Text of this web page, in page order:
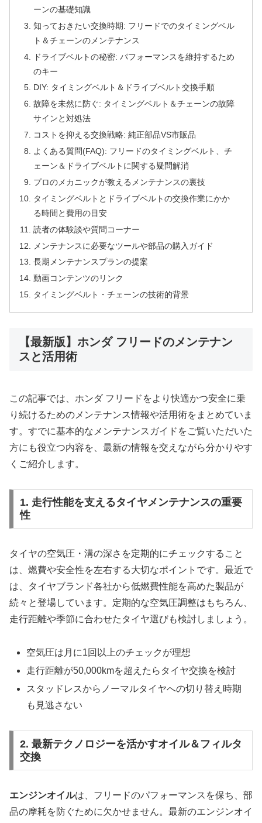
ーンの基礎知識
知っておきたい交換時期: フリードでのタイミングベル
ト＆チェーンのメンテナンス
ドライブベルトの秘密: パフォーマンスを維持するため
のキー
DIY: タイミングベルト＆ドライブベルト交換手順
故障を未然に防ぐ: タイミングベルト＆チェーンの故障
サインと対処法
コストを抑える交換戦略: 純正部品VS市販品
よくある質問(FAQ): フリードのタイミングベルト、チ
ェーン＆ドライブベルトに関する疑問解消
プロのメカニックが教えるメンテナンスの裏技
タイミングベルトとドライブベルトの交換作業にかか
る時間と費用の目安
読者の体験談や質問コーナー
メンテナンスに必要なツールや部品の購入ガイド
長期メンテナンスプランの提案
動画コンテンツのリンク
タイミングベルト・チェーンの技術的背景
【最新版】ホンダ フリードのメンテナン
スと活用術
この記事では、ホンダ フリードをより快適かつ安全に乗
り続けるためのメンテナンス情報や活用術をまとめていま
す。すでに基本的なメンテナンスガイドをご覧いただいた
方にも役立つ内容を、最新の情報を交えながら分かりやす
くご紹介します。
1. 走行性能を支えるタイヤメンテナンスの重要
性
タイヤの空気圧・溝の深さを定期的にチェックすること
は、燃費や安全性を左右する大切なポイントです。最近で
は、タイヤブランド各社から低燃費性能を高めた製品が
続々と登場しています。定期的な空気圧調整はもちろん、
走行距離や季節に合わせたタイヤ選びも検討しましょう。
空気圧は月に1回以上のチェックが理想
走行距離が50,000kmを超えたらタイヤ交換を検討
スタッドレスからノーマルタイヤへの切り替え時期
も見逃さない
2. 最新テクノロジーを活かすオイル＆フィルタ
交換
エンジンオイルは、フリードのパフォーマンスを保ち、部
品の摩耗を防ぐために欠かせません。最新のエンジンオイ